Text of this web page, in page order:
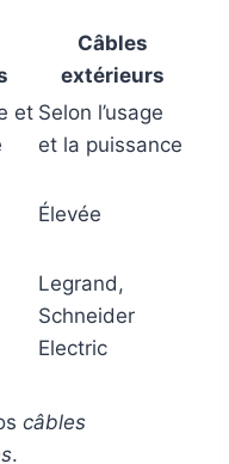
Câbles
extérieurs
et Selon l’usage
et la puissance
Élevée
Legrand,
Schneider
Electric
câbles
.